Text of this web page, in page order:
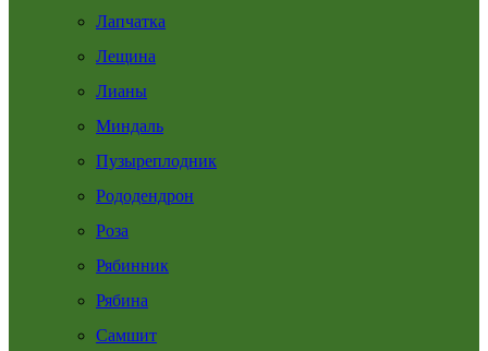
Лапчатка
Лещина
Лианы
Миндаль
Пузыреплодник
Рододендрон
Роза
Рябинник
Рябина
Самшит